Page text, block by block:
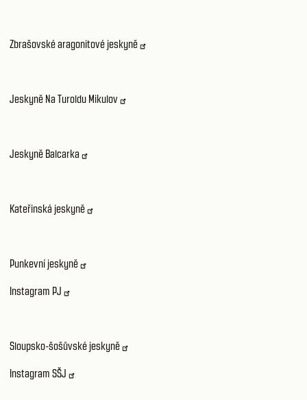
Zbrašovské aragonitové jeskyně
Jeskyně Na Turoldu Mikulov
Jeskyně Balcarka
Kateřinská jeskyně
Punkevní jeskyně
Instagram PJ
Sloupsko-šošůvské jeskyně
Instagram SŠJ